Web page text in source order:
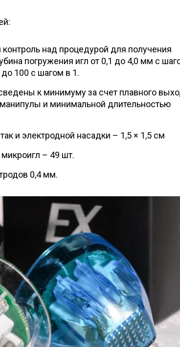
над процедурой для получения
погружения игл от 0,1 до 4,0 мм с
100 с шагом в 1.
к минимуму за счет плавного
и минимальной длительностью
и электродной насадки – 1,5 × 1,5 см
– 49 шт.
0,4 мм.